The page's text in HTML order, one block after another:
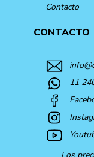
Contacto
CONTACTO
11